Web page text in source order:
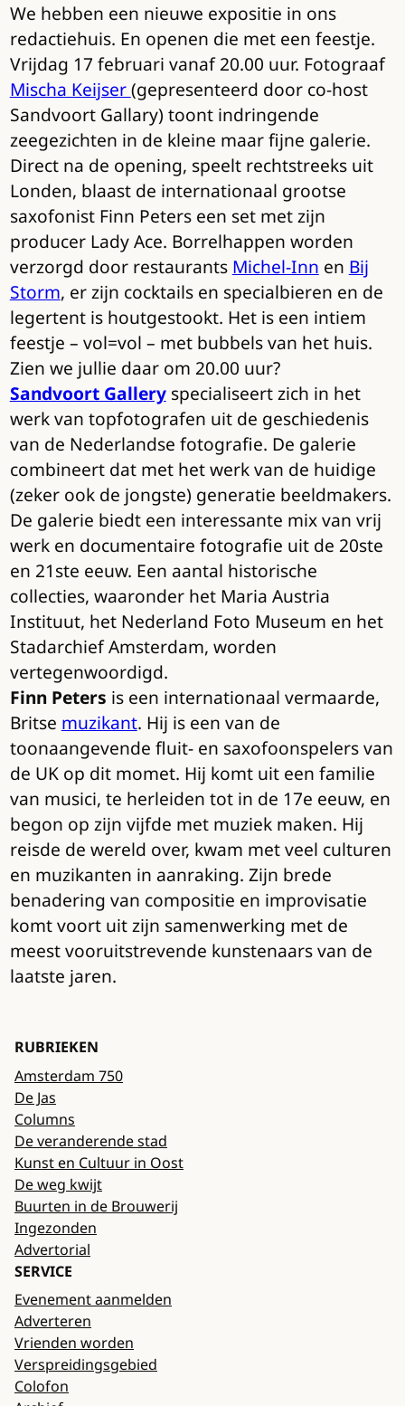
We hebben een nieuwe expositie in ons
redactiehuis. En openen die met een feestje.
Vrijdag 17 februari vanaf 20.00 uur. Fotograaf
Mischa Keijser(gepresenteerd door co-host
Sandvoort Gallary) toont indringende
zeegezichten in de kleine maar fijne galerie.
Direct na de opening, speelt rechtstreeks uit
Londen, blaast de internationaal grootse
saxofonist Finn Peters een set met zijn
producer Lady Ace. Borrelhappen worden
verzorgd door restaurants Michel-Inn en Bij
Storm, er zijn cocktails en specialbieren en de
legertent is houtgestookt. Het is een intiem
feestje – vol=vol – met bubbels van het huis.
Zien we jullie daar om 20.00 uur?
Sandvoort Galleryspecialiseert zich in het
werk van topfotografen uit de geschiedenis
van de Nederlandse fotografie. De galerie
combineert dat met het werk van de huidige
(zeker ook de jongste) generatie beeldmakers.
De galerie biedt een interessante mix van vrij
werk en documentaire fotografie uit de 20ste
en 21ste eeuw. Een aantal historische
collecties, waaronder het Maria Austria
Instituut, het Nederland Foto Museum en het
Stadarchief Amsterdam, worden
vertegenwoordigd.
Finn Peters is een internationaal vermaarde,
Britse muzikant. Hij is een van de
toonaangevende fluit- en saxofoonspelers van
de UK op dit momet. Hij komt uit een familie
van musici, te herleiden tot in de 17e eeuw, en
begon op zijn vijfde met muziek maken. Hij
reisde de wereld over, kwam met veel culturen
en muzikanten in aanraking. Zijn brede
benadering van compositie en improvisatie
komt voort uit zijn samenwerking met de
meest vooruitstrevende kunstenaars van de
laatste jaren.
RUBRIEKEN
Amsterdam 750
De Jas
Columns
De veranderende stad
Kunst en Cultuur in Oost
De weg kwijt
Buurten in de Brouwerij
Ingezonden
Advertorial
SERVICE
Evenement aanmelden
Adverteren
Vrienden worden
Verspreidingsgebied
Colofon